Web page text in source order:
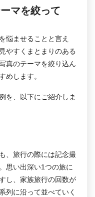
マを絞って
悩ませることと言え
やすくまとまりのある
真のテーマを絞り込ん
めします。
を、以下にご紹介しま
、旅行の際には記念撮
思い出深い1つの旅に
し、家族旅行の回数が
列に沿って並べていく